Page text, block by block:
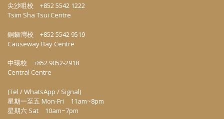
尖沙咀校 +852 5542 1222
Tsim Sha Tsui Centre
銅鑼灣校 +852 5542 9519
Causeway Bay Centre
中環校 +852 9052-2918
Central Centre
(Tel / WhatsApp / Signal)
星期一至五 Mon-Fri 11am~8pm
星期六 Sat 10am~7pm